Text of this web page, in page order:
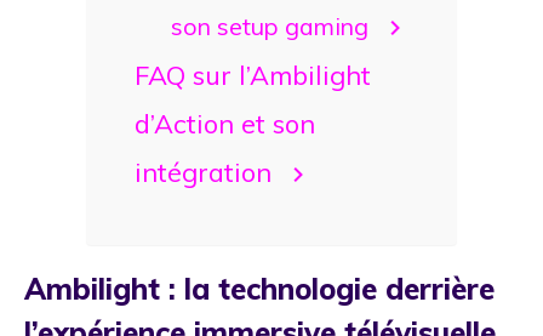
son setup gaming
FAQ sur l’Ambilight
d’Action et son
intégration
Ambilight : la technologie derrière